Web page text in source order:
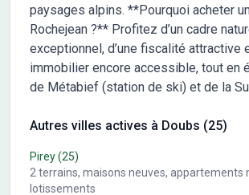
paysages alpins. **Pourquoi acheter
Rochejean ?** Profitez d’un cadre
exceptionnel, d’une fiscalité attractive
immobilier encore accessible, tout en
de Métabief (station de ski) et de la
Autres villes actives à Doubs (25)
Pirey(25)
2terrains, maisons neuves, appartements
lotissements